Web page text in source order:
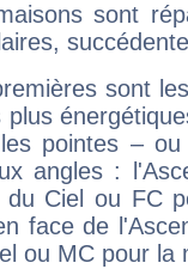
sont
sont
plus
pointes –
angles :
du Ciel ou FC
face de
ou MC pour la